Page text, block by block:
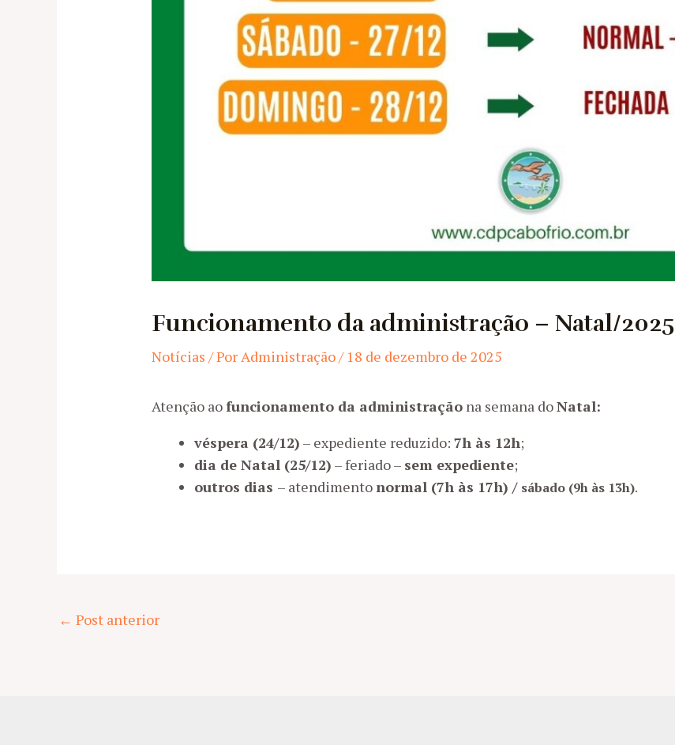
Funcionamento da administração – Natal/2025
Notícias / PorAdministração/ 18 de dezembro de 2025
Atenção aofuncionamento da administração na semana doNatal:
véspera (24/12) – expediente reduzido:7h às 12h;
dia de Natal (25/12) – feriado – sem expediente;
outros dias – atendimentonormal (7h às 17h) / sábado (9h às 13h).
Post
← Post anterior